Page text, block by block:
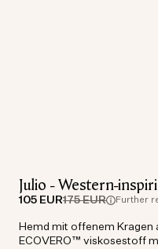
Julio - Western-
105 EUR175 EUR Further
Hemd mit offenem Kragen
ECOVERO™ viskosestoff